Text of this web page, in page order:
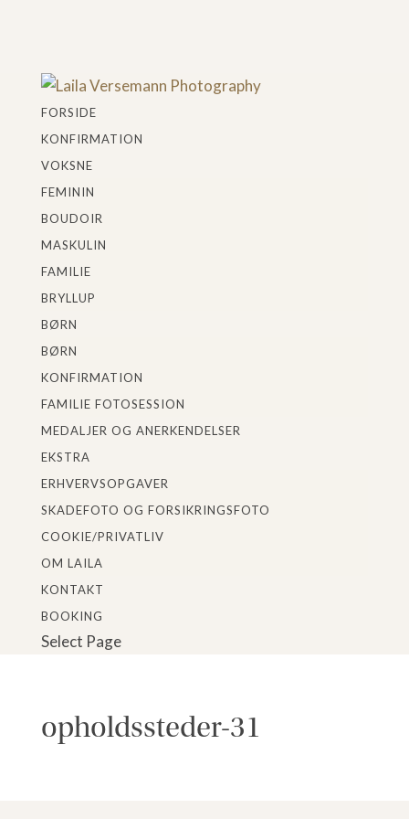
FORSIDE
KONFIRMATION
VOKSNE
FEMININ
BOUDOIR
MASKULIN
FAMILIE
BRYLLUP
BØRN
BØRN
KONFIRMATION
FAMILIE FOTOSESSION
MEDALJER OG ANERKENDELSER
EKSTRA
ERHVERVSOPGAVER
SKADEFOTO OG FORSIKRINGSFOTO
COOKIE/PRIVATLIV
OM LAILA
KONTAKT
BOOKING
Select Page
opholdssteder-31